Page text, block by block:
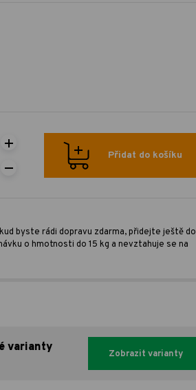
Přidat do košíku
byste rádi dopravu zdarma, přidejte ještě do
o hmotnosti do 15 kg a nevztahuje se na
varianty
Zobrazit varianty